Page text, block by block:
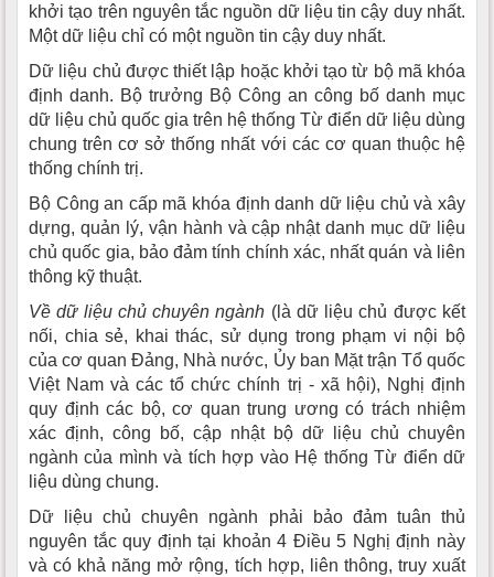
khởi tạo trên nguyên tắc nguồn dữ liệu tin cậy duy nhất.
Một dữ liệu chỉ có một nguồn tin cậy duy nhất.
Dữ liệu chủ được thiết lập hoặc khởi tạo từ bộ mã khóa
định danh. Bộ trưởng Bộ Công an công bố danh mục
dữ liệu chủ quốc gia trên hệ thống Từ điển dữ liệu dùng
chung trên cơ sở thống nhất với các cơ quan thuộc hệ
thống chính trị.
Bộ Công an cấp mã khóa định danh dữ liệu chủ và xây
dựng, quản lý, vận hành và cập nhật danh mục dữ liệu
chủ quốc gia, bảo đảm tính chính xác, nhất quán và liên
thông kỹ thuật.
Về dữ liệu chủ chuyên ngành (là dữ liệu chủ được kết
nối, chia sẻ, khai thác, sử dụng trong phạm vi nội bộ
của cơ quan Đảng, Nhà nước, Ủy ban Mặt trận Tổ quốc
Việt Nam và các tổ chức chính trị - xã hội), Nghị định
quy định các bộ, cơ quan trung ương có trách nhiệm
xác định, công bố, cập nhật bộ dữ liệu chủ chuyên
ngành của mình và tích hợp vào Hệ thống Từ điển dữ
liệu dùng chung.
Dữ liệu chủ chuyên ngành phải bảo đảm tuân thủ
nguyên tắc quy định tại khoản 4 Điều 5 Nghị định này
và có khả năng mở rộng, tích hợp, liên thông, truy xuất